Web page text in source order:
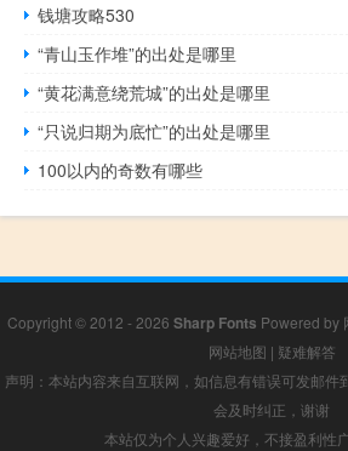
钱塘攻略530
“青山玉作堆”的出处是哪里
“黄花满意绕荒城”的出处是哪里
“只说归期为底忙”的出处是哪里
100以内的奇数有哪些
Copyright © 2012 - 2026 Sharp Fonts Powered by
网站地图 | 疑难解答
声明：本站内容来自互联网，如信息有错误可发邮
会及时纠正，谢谢
本站仅为个人兴趣爱好，不接盈利性